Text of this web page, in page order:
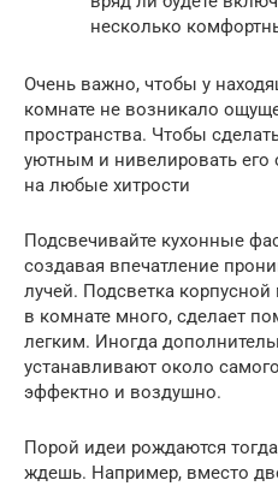
несколько
Очень важно, чтобы у
комнате не возникало
пространства. Чтобы
уютным и нивелировать его
на любые хитрости
Подсвечивайте кухонные
создавая впечатление
лучей. Подсветка
в комнате много, сделает
легким. Иногда
устанавливают около
эффектно и воздушно.
Порой идеи рождаются
ждешь. Например, вместо